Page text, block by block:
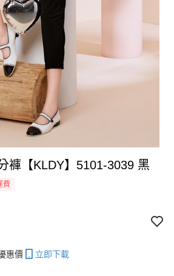
褲【KLDY】5101-3039 黑
費
惠價 立即下載